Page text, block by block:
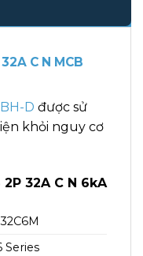
C N MCB
D được sử
khỏi nguy cơ
32A C N 6kA
Series